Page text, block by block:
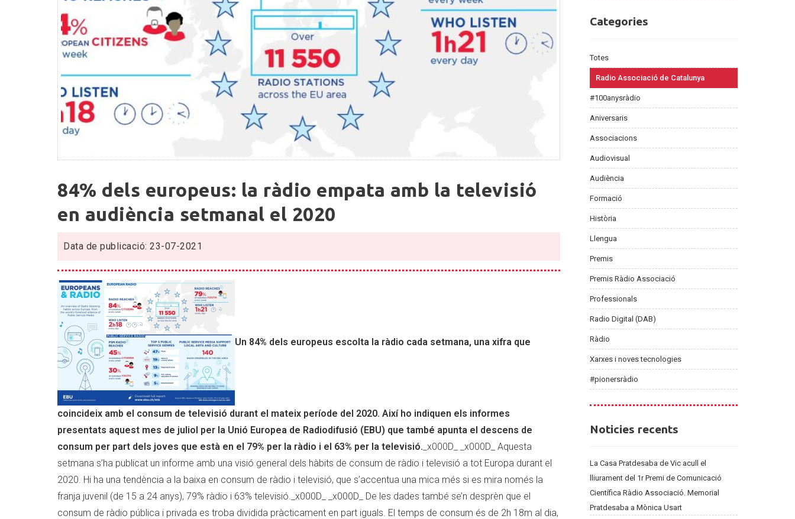
84%
dels
europeus:
la
ràdio
empata
amb
la
televisió
en
audiència
setmanal
el
2020
84% dels europeus: la ràdio empata amb la televisió
en audiència setmanal el 2020
Data de publicació: 23-07-2021
Un 84% dels europeus escolta la ràdio cada setmana, una xifra que
coincideix amb el consum de televisió durant el mateix període del 2020. Així ho indiquen els informes
presentats aquest mes de juliol per la Unió Europea de Radiodifusió (EBU) que també apunta el descens de
consum per part dels joves que està en el 79% per la ràdio i el 63% per la televisió. _x000D_ _x000D_ Aquesta
setmana s’ha publicat un informe amb una visió general dels hàbits de consum de ràdio i televisió a tot Europa durant el
2020. Hi ha una tendència a la baixa en consum de ràdio i televisió, que s’accentua una mica més si es mira només la
franja juvenil (de 15 a 24 anys), 79% ràdio i 63% televisió._x000D_ _x000D_ De les dades també se’n desprèn que el
consum de ràdio pública i privada es troba dividida pràcticament en part iguals. El temps de consum és de 2h 18m al dia,
Categories
Categories
Totes
Radio Associació de Catalunya
#100anysràdio
Aniversaris
Associacions
Audiovisual
Audiència
Formació
Història
Llengua
Premis
Premis Ràdio Associació
Professionals
Radio Digital (DAB)
Ràdio
Xarxes i noves tecnologies
#pionersràdio
Noticies
Noticies recents
La Casa Pratdesaba de Vic acull el
lliurament del 1r Premi de Comunicació
Científica Ràdio Associació. Memorial
Pratdesaba a Mònica Usart